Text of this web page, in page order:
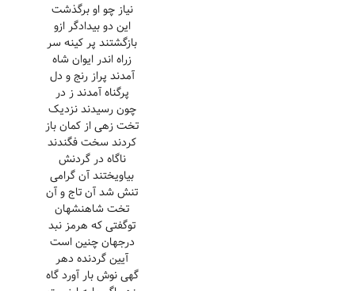
نیاز چو او برگذشت
این دو بیدادگر ازو
بازگشتند پر کینه سر
زراه اندر ایوان شاه
آمدند پراز رنج و دل
پرگناه آمدند ز در
چون رسیدند نزدیک
تخت زهی از کمان باز
کردند سخت فگندند
ناگاه در گردنش
بیاویختند آن گرامی
تنش شد آن تاج و آن
تخت شاهنشهان
توگفتی که هرمز نبد
درجهان چنین است
آیین گردنده دهر
گهی نوش بار آورد گاه